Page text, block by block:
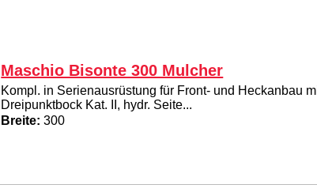
Maschio Bisonte 300 Mulcher
Kompl. in Serienausrüstung für Front- und Heckanbau
Dreipunktbock Kat. II, hydr. Seite...
Breite: 300